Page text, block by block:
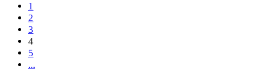
1
2
3
4
5
...